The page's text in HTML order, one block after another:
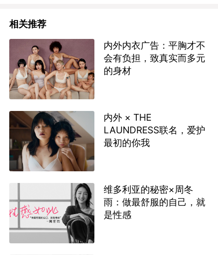
相关推荐
内外内衣广告：平胸才不
会有负担，致真实而多元
的身材
内外 × THE
LAUNDRESS联名，爱护
最初的你我
维多利亚的秘密×周冬
雨：做最舒服的自己，就
是性感